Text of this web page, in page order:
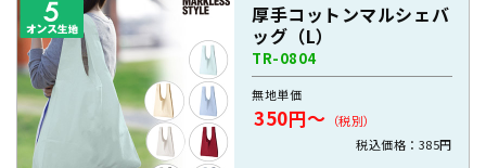
厚手コットンマルシェバ
ッグ（L）
TR-0804
無地単価
350円～
（税別）
税込価格：385円